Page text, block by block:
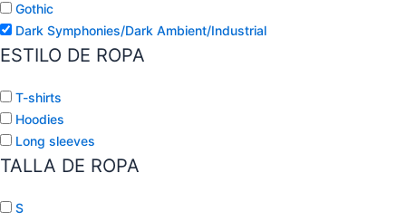
Gothic
Dark Symphonies/Dark Ambient/Industrial
ESTILO DE ROPA
T-shirts
Hoodies
Long sleeves
TALLA DE ROPA
S